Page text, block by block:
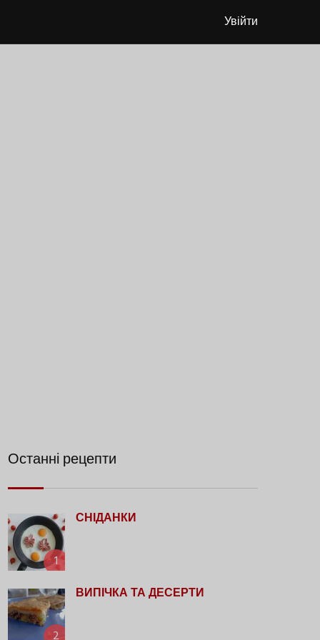
Увійти
Останні рецепти
1
СНІДАНКИ
ВИПІЧКА ТА ДЕСЕРТИ